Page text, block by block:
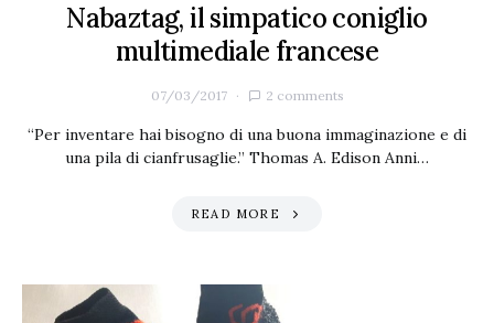
Nabaztag, il simpatico coniglio
multimediale francese
07/03/2017 2 comments
“Per inventare hai bisogno di una buona immaginazione e di
una pila di cianfrusaglie.” Thomas A. Edison Anni…
READ MORE